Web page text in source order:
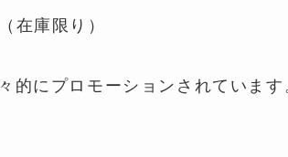
在庫限り）
的にプロモーションされています